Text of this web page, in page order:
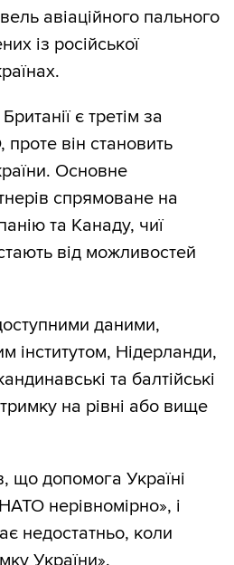
авіаційного пального
із російської
є третім за
він становить
Основне
спрямоване на
та Канаду, чиї
від можливостей
даними,
інститутом, Нідерланди,
та балтійські
на рівні або вище
що допомога Україні
нерівномірно», і
недостатньо, коли
України».